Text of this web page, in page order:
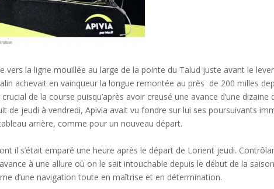
la ligne mouillée au large de la pointe du Talud juste avant le
achevait en vainqueur la longue remontée au près de 200 milles
de la course puisqu’après avoir creusé une avance d’une
de jeudi à vendredi, Apivia avait vu fondre sur lui ses poursuivants
arrière, comme pour un nouveau départ.
il s’était emparé une heure après le départ de Lorient jeudi.
à une allure où on le sait intouchable depuis le début de la
d’une navigation toute en maîtrise et en détermination.